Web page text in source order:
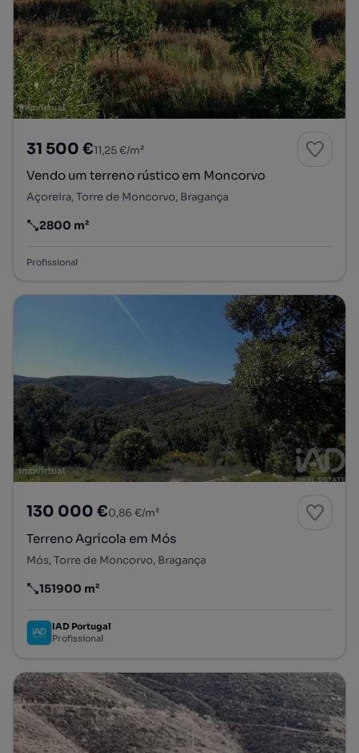
31 500 €11,25 €/m²
Vendo um terreno rústico em Moncorvo
Açoreira, Torre de Moncorvo, Bragança
Preço por metro quadrado
2800 m²
Profissional
130 000 €0,86 €/m²
Terreno Agrícola em Mós
Mós, Torre de Moncorvo, Bragança
Preço por metro quadrado
151900 m²
IAD Portugal
Profissional